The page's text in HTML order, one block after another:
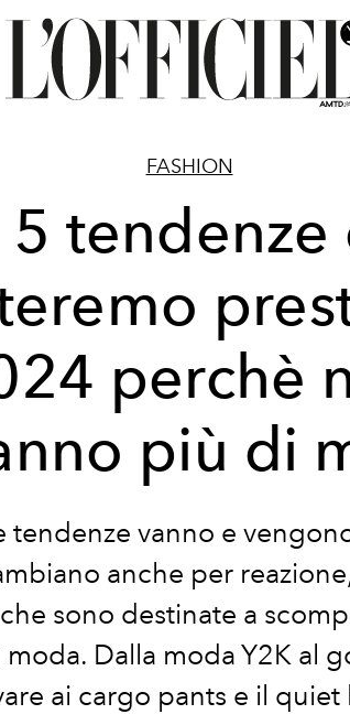
FASHION
5 tendenze
perchè
più di
tendenze vanno e
anche per
sono destinate a
Dalla moda Y2K al
ai cargo pants e il quiet